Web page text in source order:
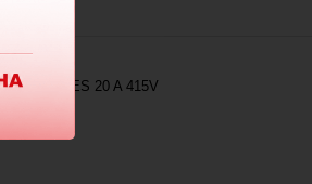
2 POLES 20 A 415V